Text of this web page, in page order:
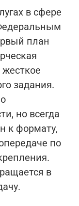
в сфере
план
задания.
но всегда
к формату,
по
в